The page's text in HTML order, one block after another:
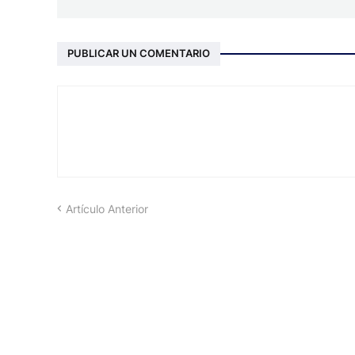
PUBLICAR UN COMENTARIO
Artículo Anterior